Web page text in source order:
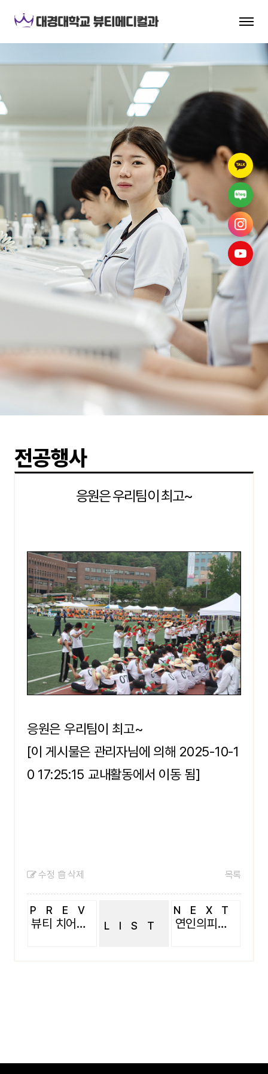
전공행사
응원은 우리팀이 최고~
응원은 우리팀이 최고~
[이 게시물은 관리자님에 의해 2025-10-1
0 17:25:15 교내활동에서 이동 됨]
수정 삭제 목록
PREV
뷰티 치어리더팀 LIST
NEXT
연인의피구 경기중